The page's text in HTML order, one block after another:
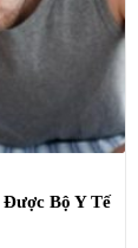
Bộ Y Tế